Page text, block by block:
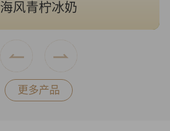
海风青柠冰奶
更多产品